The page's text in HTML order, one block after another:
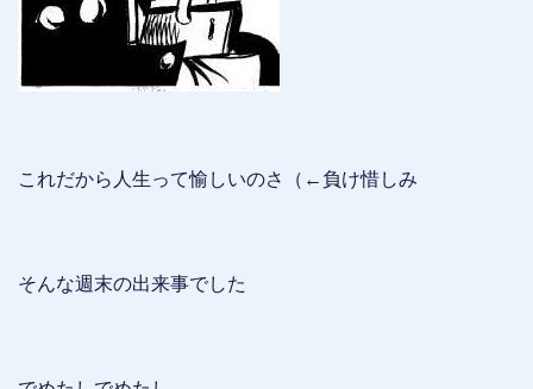
これだから人生って愉しいのさ（←負け惜しみ
そんな週末の出来事でした